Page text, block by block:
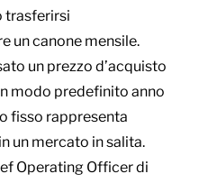
trasferirsi
un canone mensile.
un prezzo d’acquisto
modo predefinito anno
fisso rappresenta
un mercato in salita.
Operating Officer di